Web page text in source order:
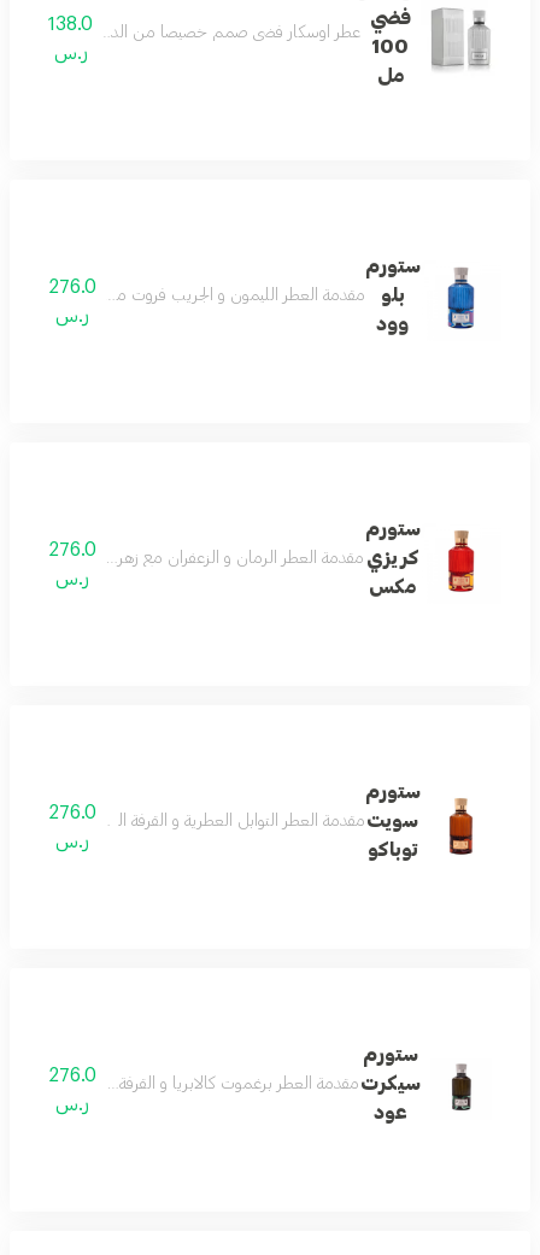
فضي
100
مل
عطر اوسكار فضي صمم خصيصاً من الدخيل للعود لعشاق رائحة القهوة الممزوجة مع الفانيلا والباتشولي مع خشب السيدار الأرز
138.0
ر.س
ستورم
بلو
وود
مقدمة العطر الليمون و الجريب فروت مع الأناناس و
276.0
ر.س
ستورم
كريزي
مكس
مقدمة العطر الرمان و الزعفران مع زهرة الأيريس قلب
276.0
ر.س
ستورم
سويت
توباكو
مقدمة العطر التوابل العطرية و القرفة السيلانية مع جوزة
276.0
ر.س
ستورم
سيكرت
عود
مقدمة العطر برغموت كالابريا و القرفة مع خلاصة روح
276.0
ر.س